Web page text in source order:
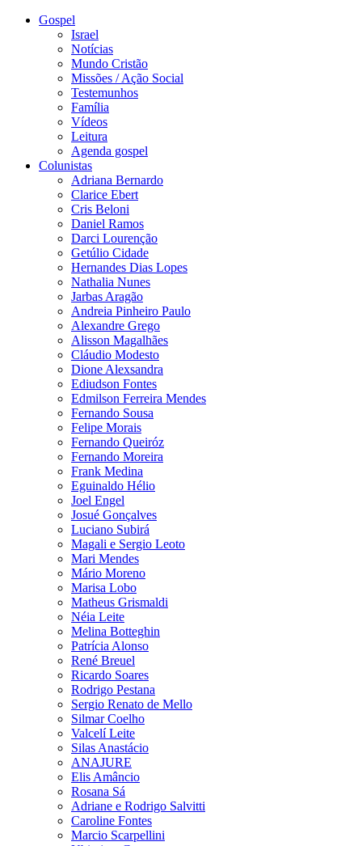
Gospel
Israel
Notícias
Mundo Cristão
Missões / Ação Social
Testemunhos
Família
Vídeos
Leitura
Agenda gospel
Colunistas
Adriana Bernardo
Clarice Ebert
Cris Beloni
Daniel Ramos
Darci Lourenção
Getúlio Cidade
Hernandes Dias Lopes
Nathalia Nunes
Jarbas Aragão
Andreia Pinheiro Paulo
Alexandre Grego
Alisson Magalhães
Cláudio Modesto
Dione Alexsandra
Ediudson Fontes
Edmilson Ferreira Mendes
Fernando Sousa
Felipe Morais
Fernando Queiróz
Fernando Moreira
Frank Medina
Eguinaldo Hélio
Joel Engel
Josué Gonçalves
Luciano Subirá
Magali e Sergio Leoto
Mari Mendes
Mário Moreno
Marisa Lobo
Matheus Grismaldi
Néia Leite
Melina Botteghin
Patrícia Alonso
René Breuel
Ricardo Soares
Rodrigo Pestana
Sergio Renato de Mello
Silmar Coelho
Valcelí Leite
Silas Anastácio
ANAJURE
Elis Amâncio
Rosana Sá
Adriane e Rodrigo Salvitti
Caroline Fontes
Marcio Scarpellini